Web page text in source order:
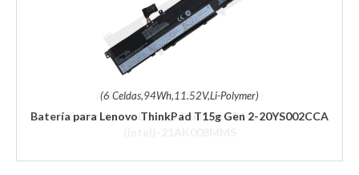
(6 Celdas,94Wh,11.52V,Li-Polymer)
Batería para Lenovo ThinkPad T15g Gen 2-20YS002CCA